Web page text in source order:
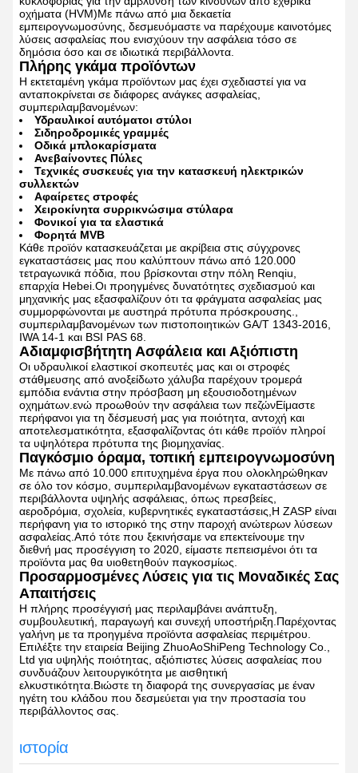
οχήματα (HVM)Με πάνω από μια δεκαετία
εμπειρογνωμοσύνης, δεσμευόμαστε να παρέχουμε καινοτόμες
λύσεις ασφαλείας που ενισχύουν την ασφάλεια τόσο σε
δημόσια όσο και σε ιδιωτικά περιβάλλοντα.
Πλήρης γκάμα προϊόντων
Η εκτεταμένη γκάμα προϊόντων μας έχει σχεδιαστεί για να
ανταποκρίνεται σε διάφορες ανάγκες ασφαλείας,
συμπεριλαμβανομένων:
Υδραυλικοί αυτόματοι στύλοι
Σιδηροδρομικές γραμμές
Οδικά μπλοκαρίσματα
Ανεβαίνοντες Πύλες
Τεχνικές συσκευές για την κατασκευή ηλεκτρικών
συλλεκτών
Αφαίρετες στροφές
Χειροκίνητα συρρικνώσιμα στύλαρα
Φονικοί για τα ελαστικά
Φορητά MVB
Κάθε προϊόν κατασκευάζεται με ακρίβεια στις σύγχρονες
εγκαταστάσεις μας που καλύπτουν πάνω από 120.000
τετραγωνικά πόδια, που βρίσκονται στην πόλη Renqiu,
επαρχία Hebei.Οι προηγμένες δυνατότητες σχεδιασμού και
μηχανικής μας εξασφαλίζουν ότι τα φράγματα ασφαλείας μας
συμμορφώνονται με αυστηρά πρότυπα πρόσκρουσης.,
συμπεριλαμβανομένων των πιστοποιητικών GA/T 1343-2016,
IWA 14-1 και BSI PAS 68.
Αδιαμφισβήτητη Ασφάλεια και Αξιόπιστη
Οι υδραυλικοί ελαστικοί σκοπευτές μας και οι στροφές
στάθμευσης από ανοξείδωτο χάλυβα παρέχουν τρομερά
εμπόδια ενάντια στην πρόσβαση μη εξουσιοδοτημένων
οχημάτων.ενώ προωθούν την ασφάλεια των πεζώνΕίμαστε
περήφανοι για τη δέσμευσή μας για ποιότητα, αντοχή και
αποτελεσματικότητα, εξασφαλίζοντας ότι κάθε προϊόν πληροί
τα υψηλότερα πρότυπα της βιομηχανίας.
Παγκόσμιο όραμα, τοπική εμπειρογνωμοσύνη
Με πάνω από 10.000 επιτυχημένα έργα που ολοκληρώθηκαν
σε όλο τον κόσμο, συμπεριλαμβανομένων εγκαταστάσεων σε
περιβάλλοντα υψηλής ασφάλειας, όπως πρεσβείες,
αεροδρόμια, σχολεία, κυβερνητικές εγκαταστάσεις,Η ZASP είναι
περήφανη για το ιστορικό της στην παροχή ανώτερων λύσεων
ασφαλείας.Από τότε που ξεκινήσαμε να επεκτείνουμε την
διεθνή μας προσέγγιση το 2020, είμαστε πεπεισμένοι ότι τα
προϊόντα μας θα υιοθετηθούν παγκοσμίως.
Προσαρμοσμένες Λύσεις για τις Μοναδικές Σας
Απαιτήσεις
Η πλήρης προσέγγισή μας περιλαμβάνει ανάπτυξη,
συμβουλευτική, παραγωγή και συνεχή υποστήριξη.Παρέχοντας
γαλήνη με τα προηγμένα προϊόντα ασφαλείας περιμέτρου.
Επιλέξτε την εταιρεία Beijing ZhuoAoShiPeng Technology Co.,
Ltd για υψηλής ποιότητας, αξιόπιστες λύσεις ασφαλείας που
συνδυάζουν λειτουργικότητα με αισθητική
ελκυστικότητα.Βιώστε τη διαφορά της συνεργασίας με έναν
ηγέτη του κλάδου που δεσμεύεται για την προστασία του
περιβάλλοντος σας.
ιστορία